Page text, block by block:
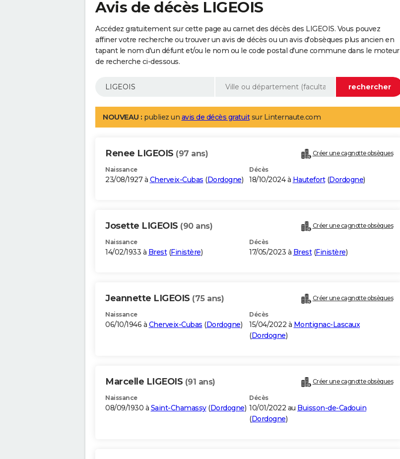
Avis de décès LIGEOIS
Accédez gratuitement sur cette page au carnet des décès des LIGEOIS. Vous pouvez
affiner votre recherche ou trouver un avis de décès ou un avis d'obsèques plus ancien en
tapant le nom d'un défunt et/ou le nom ou le code postal d'une commune dans le moteur
de recherche ci-dessous.
NOUVEAU : publiez un avis de décès gratuitsur Linternaute.com
Renee LIGEOIS (97 ans) Créer une cagnotte obsèques
Naissance
23/08/1927 à Cherveix-Cubas (Dordogne)
Décès
18/10/2024 à Hautefort(Dordogne)
Josette LIGEOIS (90 ans) Créer une cagnotte obsèques
Naissance
14/02/1933 à Brest(Finistère)
Décès
17/05/2023 à Brest(Finistère)
Jeannette LIGEOIS (75 ans) Créer une cagnotte obsèques
Naissance
06/10/1946 à Cherveix-Cubas (Dordogne)
Décès
15/04/2022 à Montignac-Lascaux
(Dordogne)
Marcelle LIGEOIS (91 ans) Créer une cagnotte obsèques
Naissance
08/09/1930 à Saint-Chamassy(Dordogne)
Décès
10/01/2022 au Buisson-de-Cadouin
(Dordogne)